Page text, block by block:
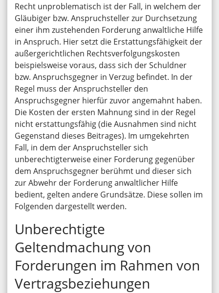
Recht unproblematisch ist der Fall, in welchem der
Gläubiger bzw. Anspruchsteller zur Durchsetzung
einer ihm zustehenden Forderung anwaltliche Hilfe
in Anspruch. Hier setzt die Erstattungsfähigkeit der
außergerichtlichen Rechtsverfolgungskosten
beispielsweise voraus, dass sich der Schuldner
bzw. Anspruchsgegner in Verzug befindet. In der
Regel muss der Anspruchsteller den
Anspruchsgegner hierfür zuvor angemahnt haben.
Die Kosten der ersten Mahnung sind in der Regel
nicht erstattungsfähig (die Ausnahmen sind nicht
Gegenstand dieses Beitrages). Im umgekehrten
Fall, in dem der Anspruchsteller sich
unberechtigterweise einer Forderung gegenüber
dem Anspruchsgegner berühmt und dieser sich
zur Abwehr der Forderung anwaltlicher Hilfe
bedient, gelten andere Grundsätze. Diese sollen im
Folgenden dargestellt werden.
Unberechtigte
Geltendmachung von
Forderungen im Rahmen von
Vertragsbeziehungen